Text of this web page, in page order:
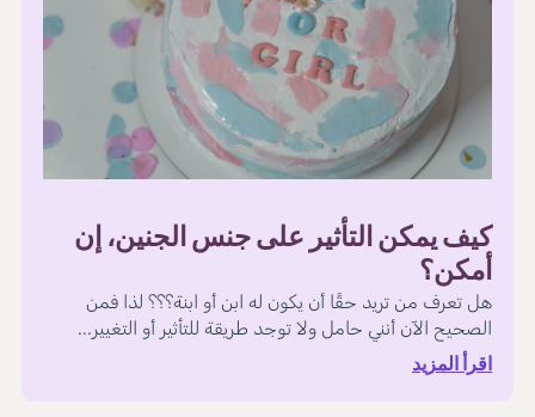
كيف يمكن التأثير على جنس الجنين، إن
أمكن؟
هل تعرف من تريد حقًا أن يكون له ابن أو ابنة؟؟؟ لذا فمن
الصحيح الآن أنني حامل ولا توجد طريقة للتأثير أو التغيير...
اقرأ المزيد